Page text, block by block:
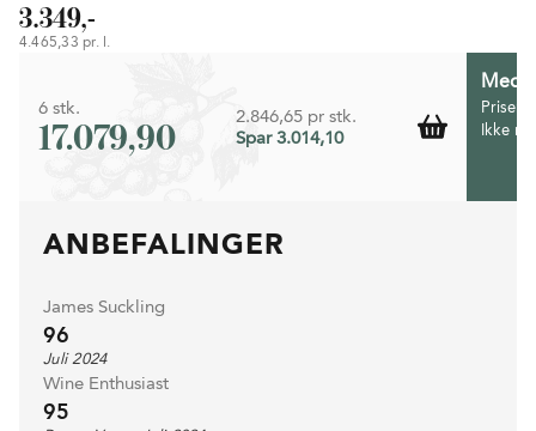
3.349,-
4.465,33 pr. l.
6 stk.
17.079,90
2.846,65 pr stk.
Spar 3.014,10
Prisen
Ikke
ANBEFALINGER
James Suckling
96
Juli 2024
Wine Enthusiast
95